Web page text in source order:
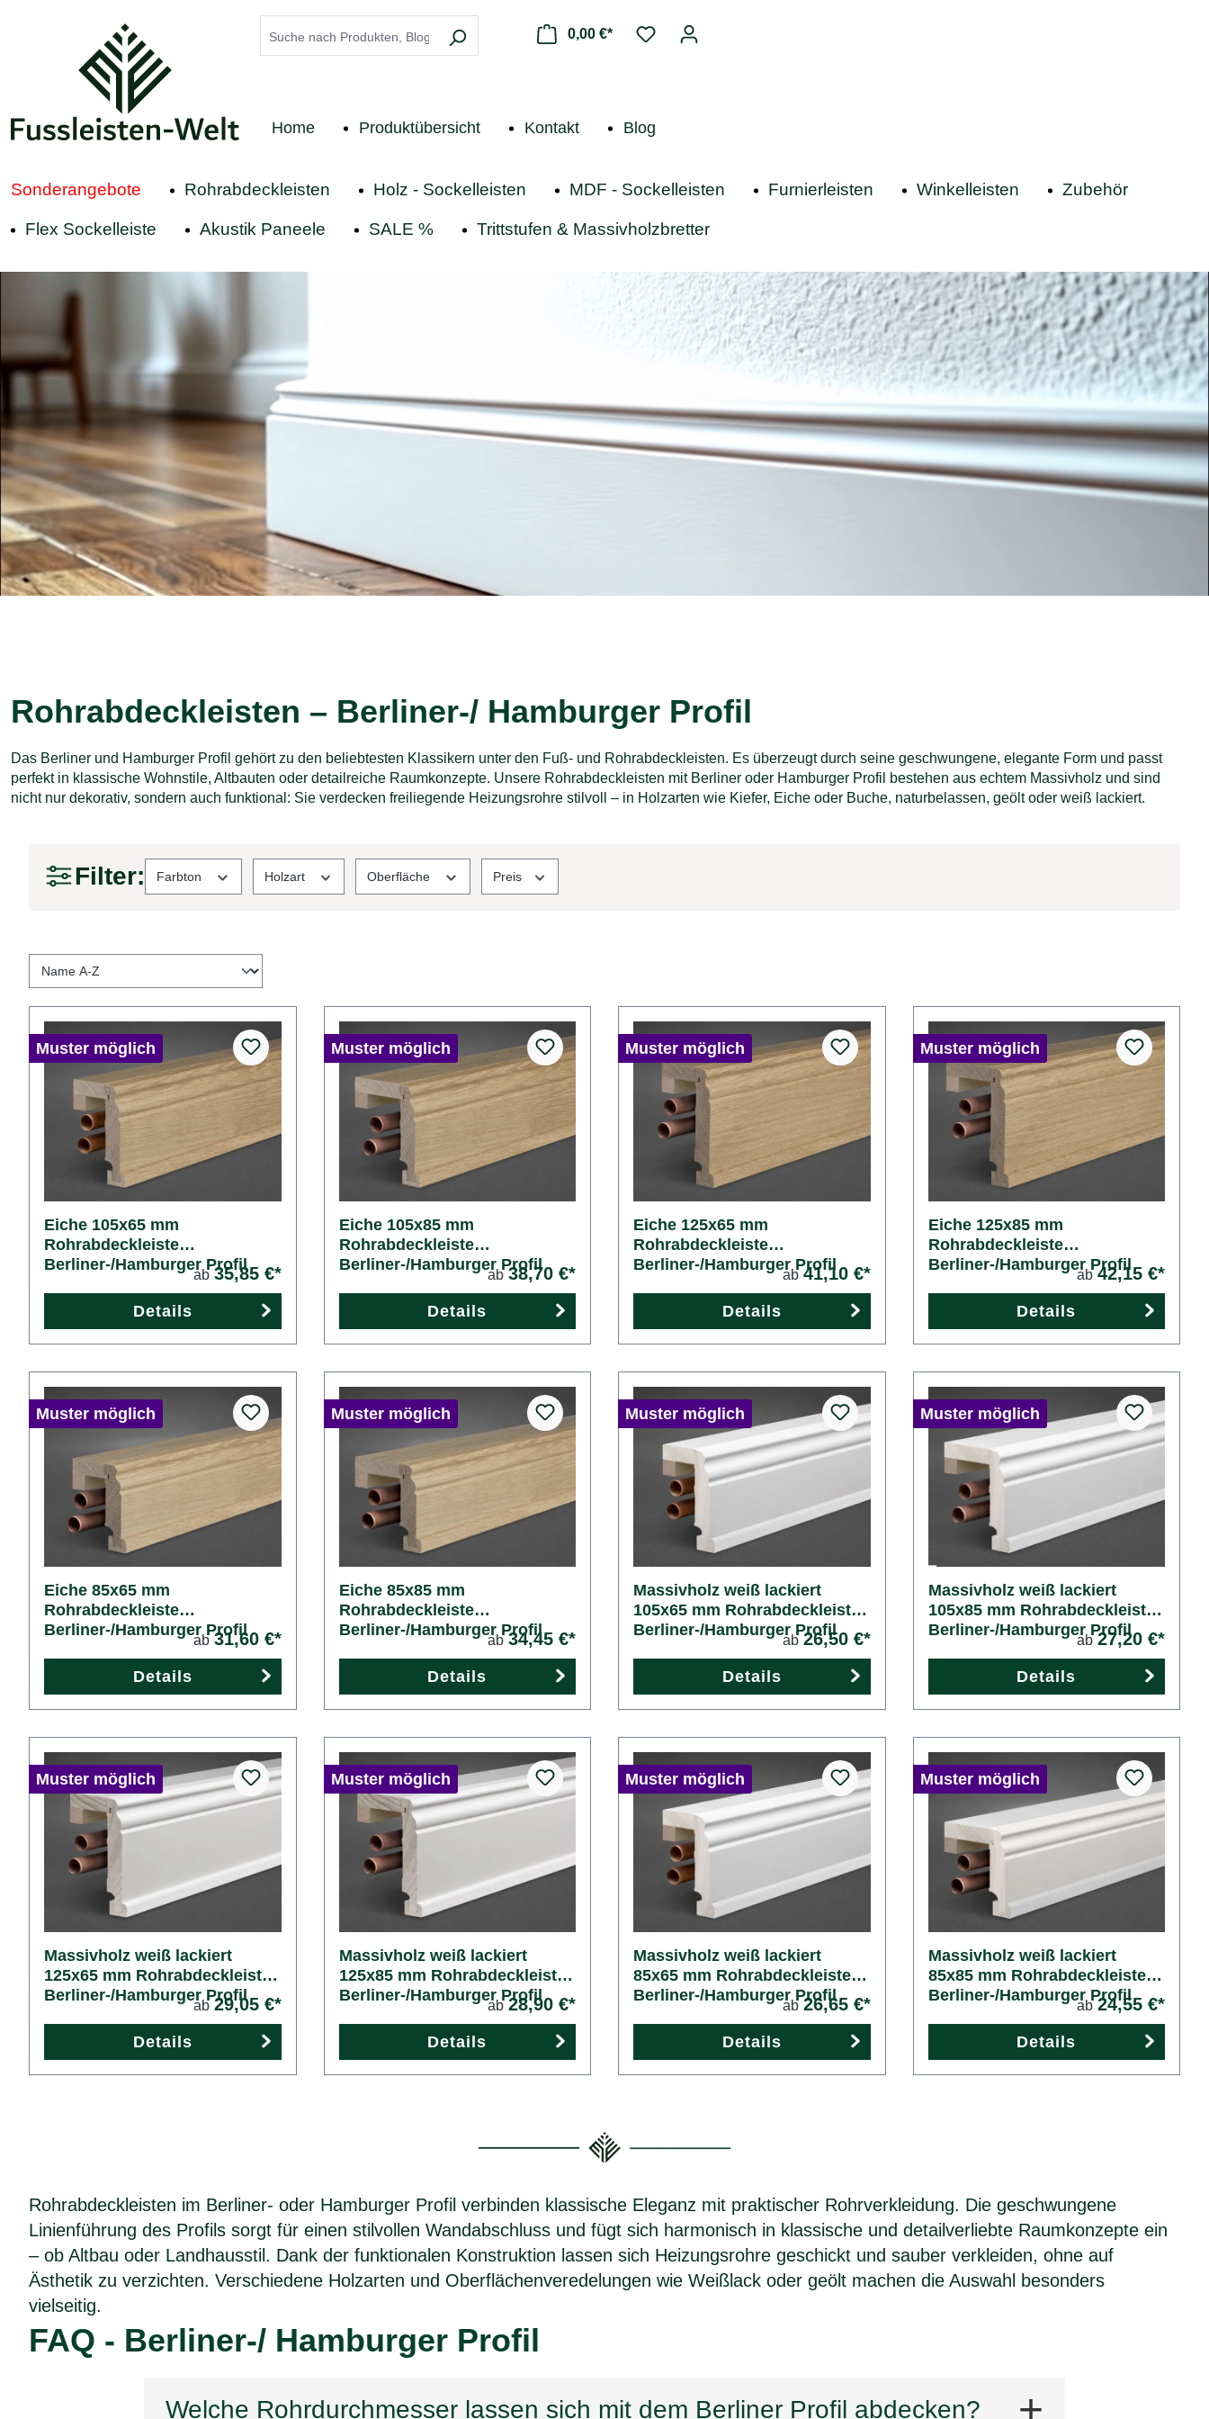
Zur Hauptnavigation springen
0,00 €*
Home Produktübersicht Kontakt Blog
Sonderangebote Rohrabdeckleisten Holz - Sockelleisten MDF - Sockelleisten Furnierleisten Winkelleisten Zubehör
Flex Sockelleiste Akustik Paneele SALE % Trittstufen & Massivholzbretter
Rohrabdeckleisten – Berliner-/ Hamburger Profil
Das Berliner und Hamburger Profil gehört zu den beliebtesten Klassikern unter den Fuß- und Rohrabdeckleisten. Es überzeugt durch seine geschwungene, elegante Form und passt
perfekt in klassische Wohnstile, Altbauten oder detailreiche Raumkonzepte. Unsere Rohrabdeckleisten mit Berliner oder Hamburger Profil bestehen aus echtem Massivholz und sind
nicht nur dekorativ, sondern auch funktional: Sie verdecken freiliegende Heizungsrohre stilvoll – in Holzarten wie Kiefer, Eiche oder Buche, naturbelassen, geölt oder weiß lackiert.
Filter: Farbton Holzart Oberfläche Preis
Muster möglich
Eiche 105x65 mm
Rohrabdeckleiste
Berliner-/Hamburger Profil
ab 35,85 €*
Details
Muster möglich
Eiche 105x85 mm
Rohrabdeckleiste
Berliner-/Hamburger Profil
ab 38,70 €*
Details
Muster möglich
Eiche 125x65 mm
Rohrabdeckleiste
Berliner-/Hamburger Profil
ab 41,10 €*
Details
Muster möglich
Eiche 125x85 mm
Rohrabdeckleiste
Berliner-/Hamburger Profil
ab 42,15 €*
Details
Muster möglich
Eiche 85x65 mm
Rohrabdeckleiste
Berliner-/Hamburger Profil
ab 31,60 €*
Details
Muster möglich
Eiche 85x85 mm
Rohrabdeckleiste
Berliner-/Hamburger Profil
ab 34,45 €*
Details
Muster möglich
Massivholz weiß lackiert
105x65 mm Rohrabdeckleiste
Berliner-/Hamburger Profil
ab 26,50 €*
Details
Muster möglich
Massivholz weiß lackiert
105x85 mm Rohrabdeckleiste
Berliner-/Hamburger Profil
ab 27,20 €*
Details
Muster möglich
Massivholz weiß lackiert
125x65 mm Rohrabdeckleiste
Berliner-/Hamburger Profil
ab 29,05 €*
Details
Muster möglich
Massivholz weiß lackiert
125x85 mm Rohrabdeckleiste
Berliner-/Hamburger Profil
ab 28,90 €*
Details
Muster möglich
Massivholz weiß lackiert
85x65 mm Rohrabdeckleiste
Berliner-/Hamburger Profil
ab 26,65 €*
Details
Muster möglich
Massivholz weiß lackiert
85x85 mm Rohrabdeckleiste
Berliner-/Hamburger Profil
ab 24,55 €*
Details
Rohrabdeckleisten im Berliner- oder Hamburger Profil verbinden klassische Eleganz mit praktischer Rohrverkleidung. Die geschwungene
Linienführung des Profils sorgt für einen stilvollen Wandabschluss und fügt sich harmonisch in klassische und detailverliebte Raumkonzepte ein
– ob Altbau oder Landhausstil. Dank der funktionalen Konstruktion lassen sich Heizungsrohre geschickt und sauber verkleiden, ohne auf
Ästhetik zu verzichten. Verschiedene Holzarten und Oberflächenveredelungen wie Weißlack oder geölt machen die Auswahl besonders
vielseitig.
FAQ - Berliner-/ Hamburger Profil
Welche Rohrdurchmesser lassen sich mit dem Berliner Profil abdecken?